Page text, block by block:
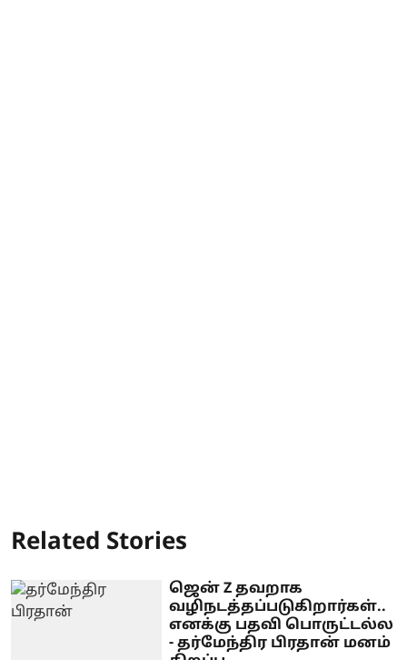
Related Stories
ஜென் Z தவறாக
வழிநடத்தப்படுகிறார்கள்..
எனக்கு பதவி பொருட்டல்ல
- தர்மேந்திர பிரதான் மனம்